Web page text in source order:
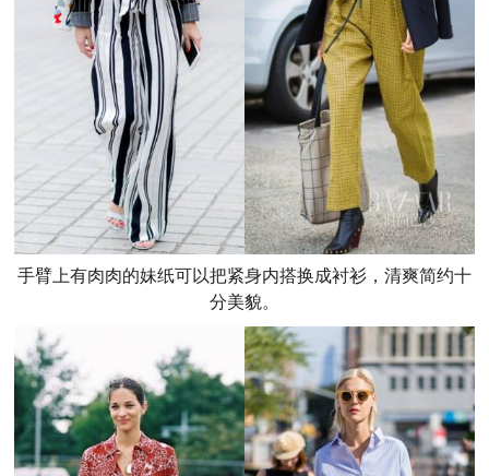
手臂上有肉肉的妹纸可以把紧身内搭换成衬衫，清爽简约十
分美貌。